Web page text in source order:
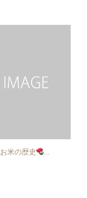
米の歴史 ...